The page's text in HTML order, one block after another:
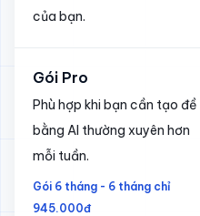
của bạn.
Gói Pro
Phù hợp khi bạn cần tạo đề
bằng AI thường xuyên hơn
mỗi tuần.
Gói 6 tháng - 6 tháng chỉ
945.000đ